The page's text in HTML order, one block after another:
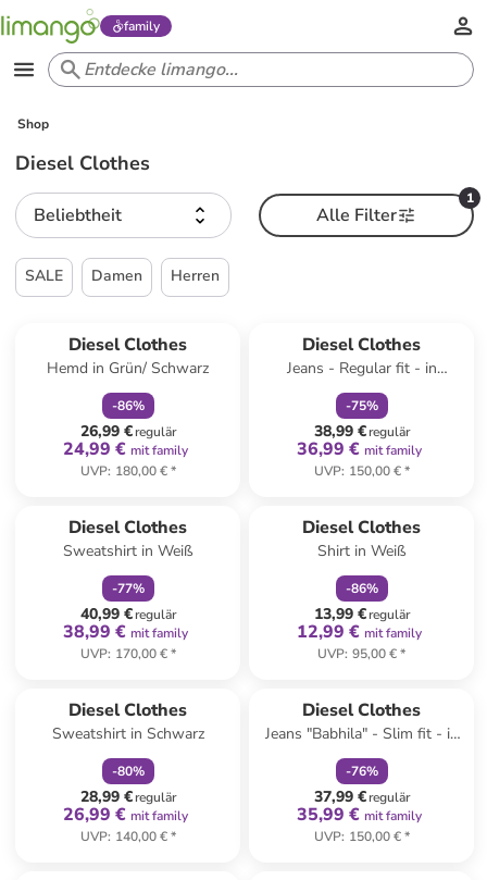
family
Shop
Diesel Clothes
Beliebtheit
1
Alle Filter
SALE Damen Herren
Diesel Clothes
Hemd in Grün/ Schwarz
-86%
26,99 €regulär
24,99 € mit family
UVP: 180,00 €*
Diesel Clothes
Jeans - Regular fit - in
Dunkelblau
-75%
38,99 €regulär
36,99 € mit family
UVP: 150,00 €*
Diesel Clothes
Sweatshirt in Weiß
-77%
40,99 €regulär
38,99 € mit family
UVP: 170,00 €*
Diesel Clothes
Shirt in Weiß
-86%
13,99 €regulär
12,99 € mit family
UVP: 95,00 €*
Diesel Clothes
Sweatshirt in Schwarz
-80%
28,99 €regulär
26,99 € mit family
UVP: 140,00 €*
Diesel Clothes
Jeans "Babhila" - Slim fit - in
Blau
-76%
37,99 €regulär
35,99 € mit family
UVP: 150,00 €*